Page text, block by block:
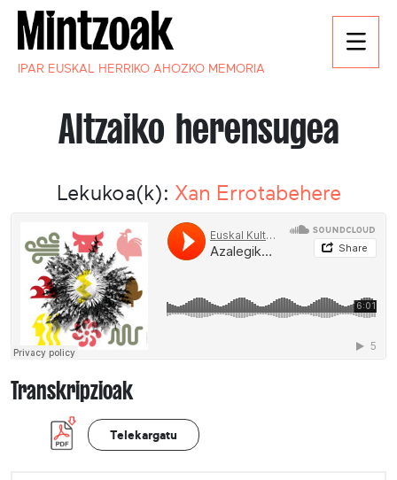
IPAR EUSKAL HERRIKO AHOZKO MEMORIA
Altzaiko herensugea
Lekukoa(k): Xan Errotabehere
Transkripzioak
Telekargatu